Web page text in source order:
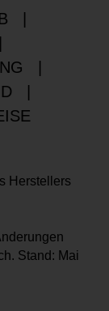
Herstellers
Stand: Mai